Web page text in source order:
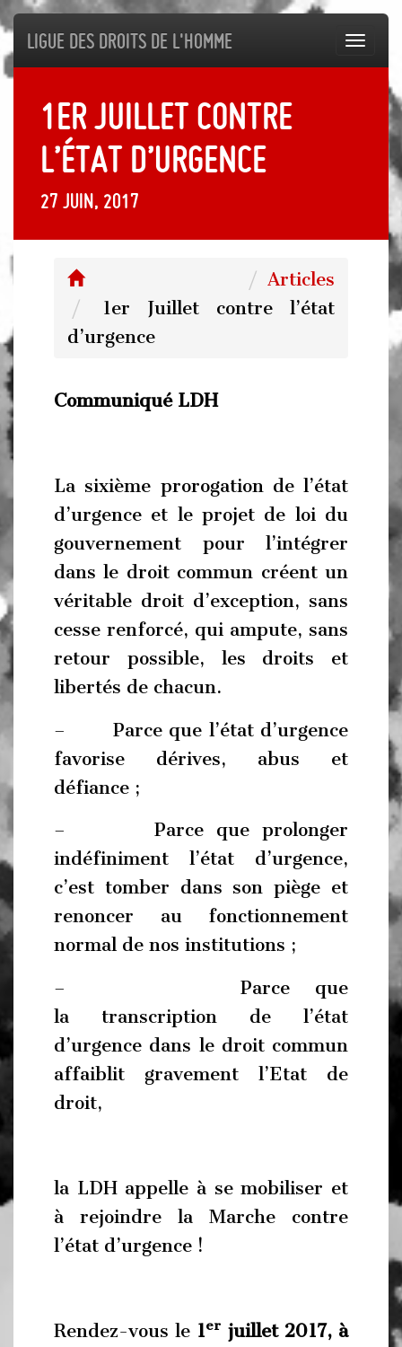
Ligue des droits de l'Homme
1er Juillet contre
l’état d’urgence
27 juin, 2017
Articles
1er Juillet contre l’état
d’urgence
Communiqué LDH
La sixième prorogation de l’état
d’urgence et le projet de loi du
gouvernement pour l’intégrer
dans le droit commun créent un
véritable droit d’exception, sans
cesse renforcé, qui ampute, sans
retour possible, les droits et
libertés de chacun.
– Parce que l’état d’urgence
favorise dérives, abus et
défiance ;
– Parce que prolonger
indéfiniment l’état d’urgence,
c’est tomber dans son piège et
renoncer au fonctionnement
normal de nos institutions ;
– Parce que
la transcription de l’état
d’urgence dans le droit commun
affaiblit gravement l’Etat de
droit,
la LDH appelle à se mobiliser et
à rejoindre la Marche contre
l’état d’urgence !
Rendez-vous le 1er juillet 2017, à